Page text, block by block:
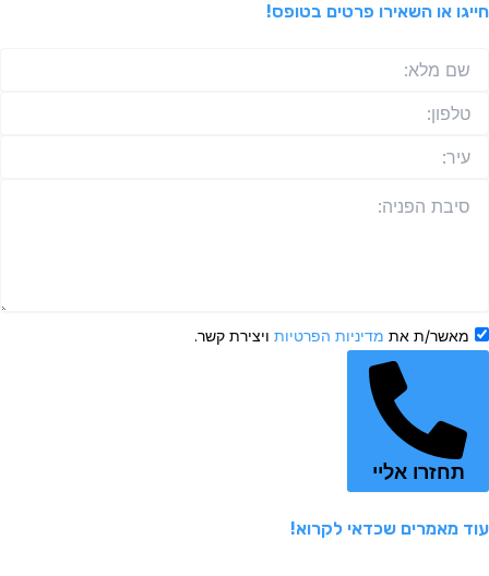
חייגו או השאירו פרטים בטופס!
מאשר/ת את מדיניות הפרטיות ויצירת קשר.
תחזרו אליי
עוד מאמרים שכדאי לקרוא!